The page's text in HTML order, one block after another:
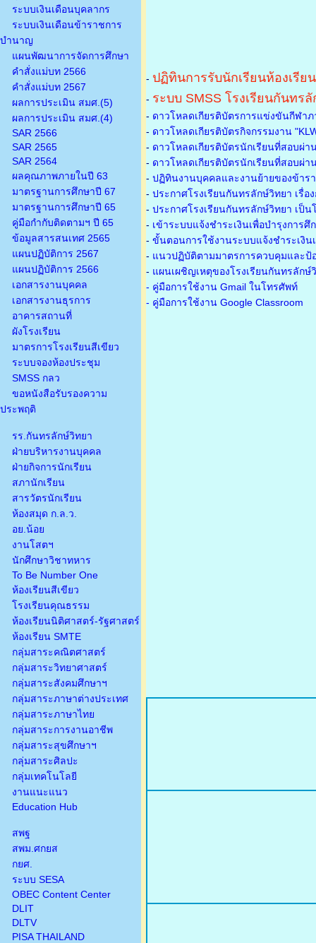
ระบบเงินเดือนบุคลากร
ระบบเงินเดือนข้าราชการ
บำนาญ
แผนพัฒนาการจัดการศึกษา
คำสั่งแม่บท 2566
คำสั่งแม่บท 2567
ผลการประเมิน สมศ.(5)
ผลการประเมิน สมศ.(4)
SAR 2566
SAR 2565
SAR 2564
ผลคุณภาพภายในปี 63
มาตรฐานการศึกษาปี 67
มาตรฐานการศึกษาปี 65
คู่มือกำกับติดตามฯ ปี 65
ข้อมูลสารสนเทศ 2565
แผนปฏิบัติการ 2567
แผนปฏิบัติการ 2566
เอกสารงานบุคคล
เอกสารงานธุรการ
อาคารสถานที่
ผังโรงเรียน
มาตรการโรงเรียนสีเขียว
ระบบจองห้องประชุม
SMSS กลว
ขอหนังสือรับรองความ
ประพฤติ
รร.กันทรลักษ์วิทยา
ฝ่ายบริหารงานบุคคล
ฝ่ายกิจการนักเรียน
สภานักเรียน
สารวัตรนักเรียน
ห้องสมุด ก.ล.ว.
อย.น้อย
งานโสตฯ
นักศึกษาวิชาทหาร
To Be Number One
ห้องเรียนสีเขียว
โรงเรียนคุณธรรม
ห้องเรียนนิติศาสตร์-รัฐศาสตร์
ห้องเรียน SMTE
กลุ่มสาระคณิตศาสตร์
กลุ่มสาระวิทยาศาสตร์
กลุ่มสาระสังคมศึกษาฯ
กลุ่มสาระภาษาต่างประเทศ
กลุ่มสาระภาษาไทย
กลุ่มสาระการงานอาชีพ
กลุ่มสาระสุขศึกษาฯ
กลุ่มสาระศิลปะ
กลุ่มเทคโนโลยี
งานแนะแนว
Education Hub
สพฐ
สพม.ศกยส
กยศ.
ระบบ SESA
OBEC Content Center
DLIT
DLTV
PISA THAILAND
- ปฏิทินการรับนักเรียนห้องเรีย
- ระบบ SMSS โรงเรียนกันทร
- ดาวโหลดเกียรติบัตรการแข่งขันกีฬา
- ดาวโหลดเกียรติบัตรกิจกรรมงาน
- ดาวโหลดเกียรติบัตรนักเรียนที่สอบผ่
- ดาวโหลดเกียรติบัตรนักเรียนที่สอบผ่
- ปฏิทินงานบุคคลและงานย้ายของข้าร
- ประกาศโรงเรียนกันทรลักษ์วิทยา เรื่
- ประกาศโรงเรียนกันทรลักษ์วิทยา เป็
- เข้าระบบแจ้งชำระเงินเพื่อบำรุงการศึ
- ขั้นตอนการใช้งานระบบแจ้งชำระเงิน
- แนวปฏิบัติตามมาตรการควบคุมและป้
- แผนเผชิญเหตุของโรงเรียนกันทรลัก
- คู่มือการใช้งาน Gmail ในโทรศัพท์
- คู่มือการใช้งาน Google Classroom